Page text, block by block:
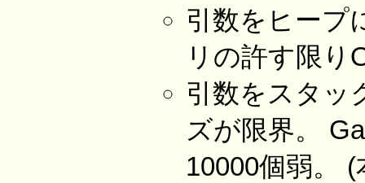
引数をヒープ
リの許す限り
引数をスタッ
ズが限界。
10000個弱。